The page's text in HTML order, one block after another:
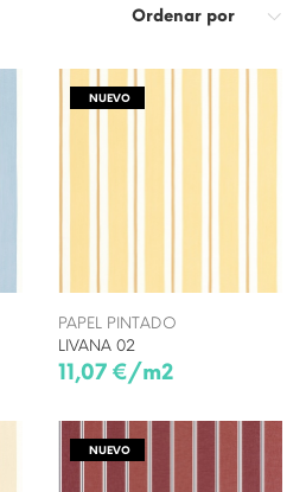
Ordenar por
NUEVO
PAPEL PINTADO
LIVANA 02
11,07 €/m2
NUEVO